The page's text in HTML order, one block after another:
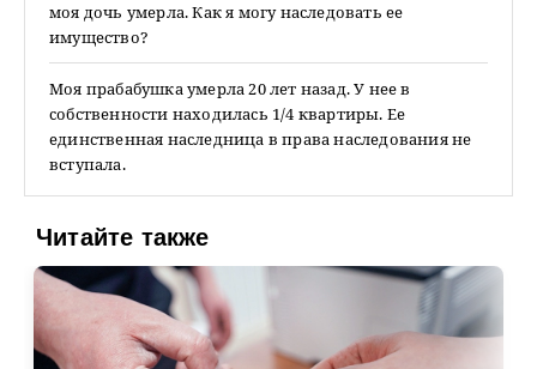
моя дочь умерла. Как я могу наследовать ее
имущество?
Моя прабабушка умерла 20 лет назад. У нее в
собственности находилась 1/4 квартиры. Ее
единственная наследница в права наследования не
вступала.
Читайте также